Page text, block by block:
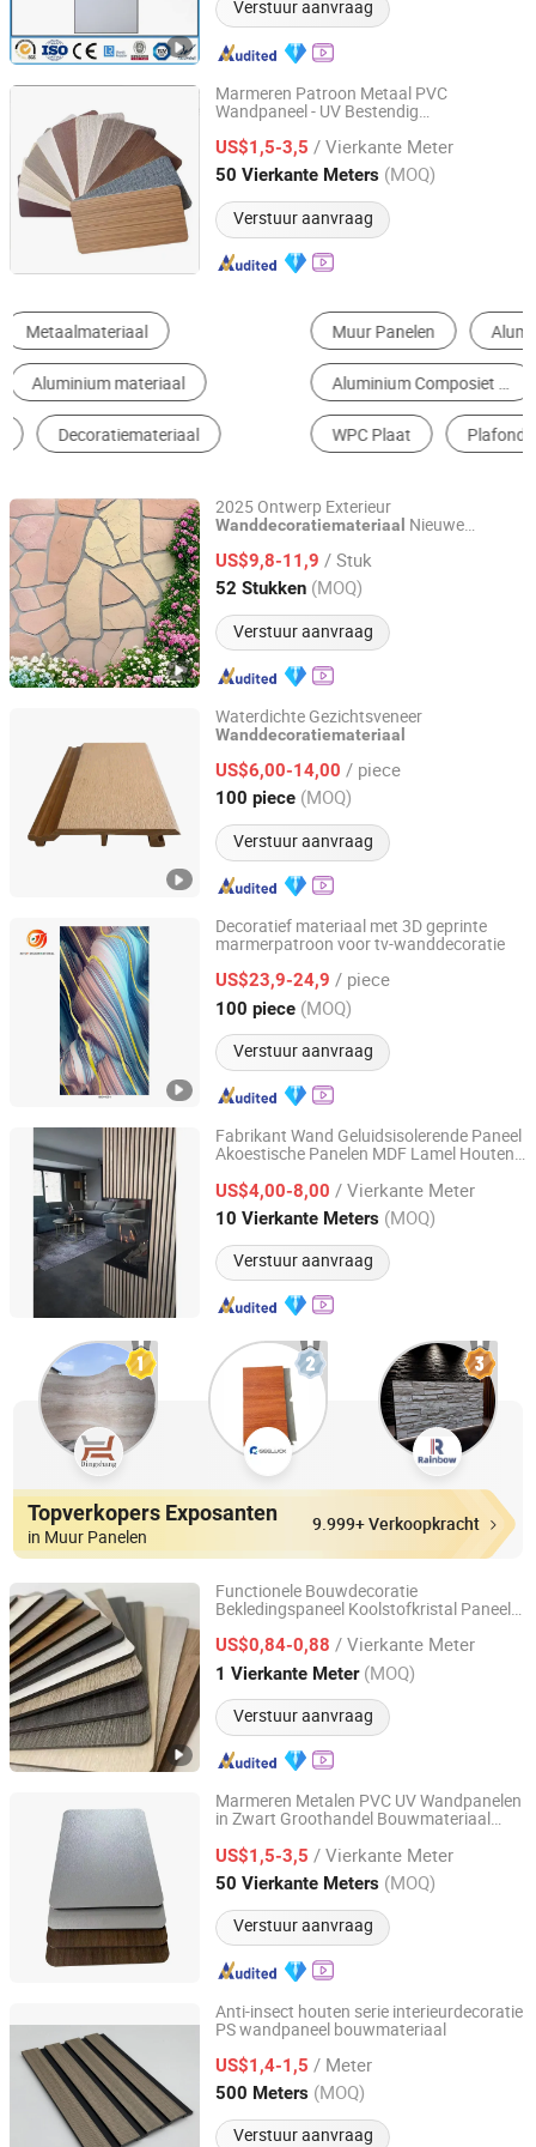
Verstuur aanvraag
Marmeren Patroon Metaal PVC
Wandpaneel - UV Bestendig
Bouwmateriaal
US$1,5-3,5 / Vierkante Meter
50 Vierkante Meters (MOQ)
Verstuur aanvraag
Dongguan Haojia Building Decoration Materials Co., Ltd.
Guangdong, China Sinds 2024
Muur Panelen Aluminium profiel
Akoestisch wandpaneel
WPC Plaat Plafond van pvc
2025 Ontwerp Exterieur
Wanddecoratiemateriaal Nieuwe
Bouwmateriaal China Bouwmateriaal
Constructiemateriaal
US$9,8-11,9 / Stuk
52 Stukken (MOQ)
Verstuur aanvraag
Rainbow Shijiazhuang New Materials Technology Co.,
Ltd.
Hebei, China Sinds 2025
Waterdichte Gezichtsveneer
Wanddecoratiemateriaal
US$6,00-14,00 / piece
100 piece (MOQ)
Verstuur aanvraag
Linyi Changyuan International Trade Co., Ltd.
Shandong, China Sinds 2023
Decoratief materiaal met 3D geprinte
marmerpatroon voor tv-wanddecoratie
US$23,9-24,9 / piece
100 piece (MOQ)
Verstuur aanvraag
SHANDONG AITOP DECOR MATERIAL CO., LTD.
Shandong, China Sinds 2023
Fabrikant Wand Geluidsisolerende Paneel
Akoestische Panelen MDF Lamel Houten
US$4,00-8,00 / Vierkante Meter
10 Vierkante Meters (MOQ)
Verstuur aanvraag
Jiang Su Th-Star Acoustics Material Co., Ltd.
Zhejiang, China Sinds 2017
Topverkopers Exposanten
in Muur Panelen
9.999+ Verkoopkracht
Functionele Bouwdecoratie
Bekledingspaneel Koolstofkristal Paneel
Reinigingsmateriaal
US$0,84-0,88 / Vierkante Meter
1 Vierkante Meter (MOQ)
Verstuur aanvraag
Yingbang International Trade (Dongguan) Co., Ltd.
Guangdong, China Sinds 2018
Marmeren Metalen PVC UV Wandpanelen
in Zwart Groothandel Bouwmateriaal
US$1,5-3,5 / Vierkante Meter
50 Vierkante Meters (MOQ)
Verstuur aanvraag
Dongguan Haojia Building Decoration Materials Co., Ltd.
Guangdong, China Sinds 2024
Anti-insect houten serie interieurdecoratie
PS wandpaneel bouwmateriaal
US$1,4-1,5 / Meter
500 Meters (MOQ)
Verstuur aanvraag
Shandong Runtai Import and Export Co., Ltd.
Shandong, China Sinds 2023